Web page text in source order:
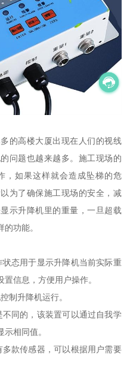
的高楼大厦出现在人们的视线
问题也越来越多。施工现场的
，如果这样就会造成坠梯的危
为了确保施工现场的安全，减
示升降机里的重量，一旦超载
功能。
态用于显示升降机当前实际重
信息，方便用户操作。
制升降机运行。
同的，该装置可以通过自我学
相同值。
款传感器，可以根据用户需要